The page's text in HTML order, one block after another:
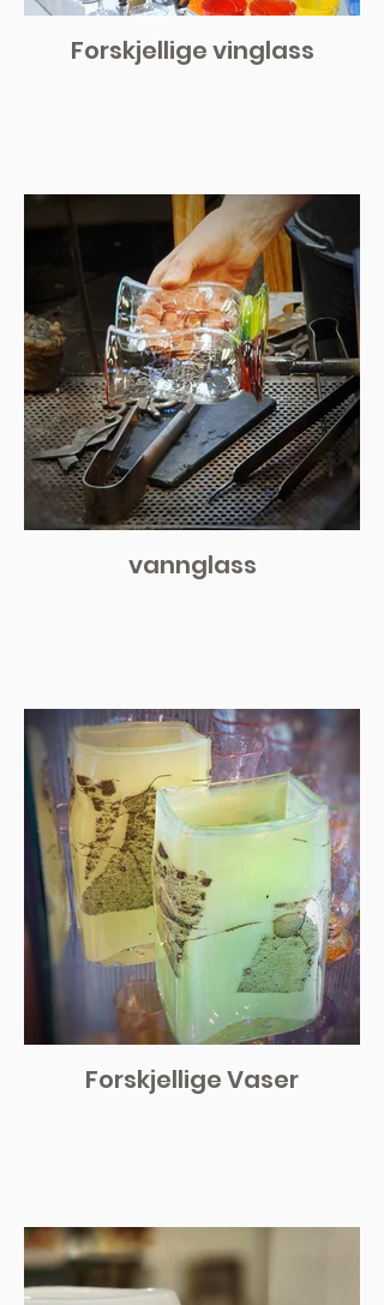
Forskjellige vinglass
vannglass
Forskjellige Vaser